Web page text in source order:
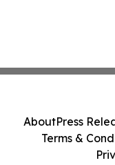
AboutPress
Terms &